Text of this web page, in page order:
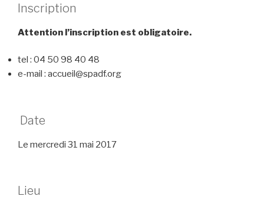
Inscription
Attention l’inscription est obligatoire.
tel : 04 50 98 40 48
e-mail : accueil@spadf.org
Date
Le mercredi 31 mai 2017
Lieu